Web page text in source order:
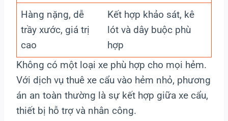
Hàng nặng, dễ
trầy xước, giá trị
cao
Kết hợp khảo sát, kê
lót và dây buộc phù
hợp
Không có một loại xe phù hợp cho mọi hẻm.
Với dịch vụ thuê xe cẩu vào hẻm nhỏ, phương
án an toàn thường là sự kết hợp giữa xe cẩu,
thiết bị hỗ trợ và nhân công.